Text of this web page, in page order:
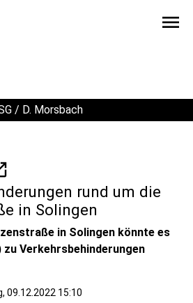
menu
/ D. Morsbach
rund um die
in Solingen
in Solingen könnte es
zu Verkehrsbehinderungen
09.12.2022 15:10